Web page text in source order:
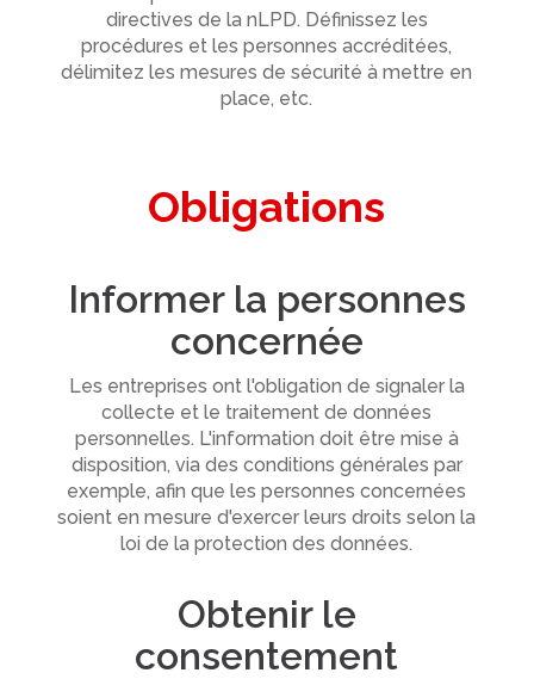
directives de la nLPD. Définissez les
procédures et les personnes accréditées,
délimitez les mesures de sécurité à mettre en
place, etc.
Obligations
Informer la personnes
concernée
Les entreprises ont l'obligation de signaler la
collecte et le traitement de données
personnelles. L'information doit être mise à
disposition, via des conditions générales par
exemple, afin que les personnes concernées
soient en mesure d'exercer leurs droits selon la
loi de la protection des données.
Obtenir le
consentement